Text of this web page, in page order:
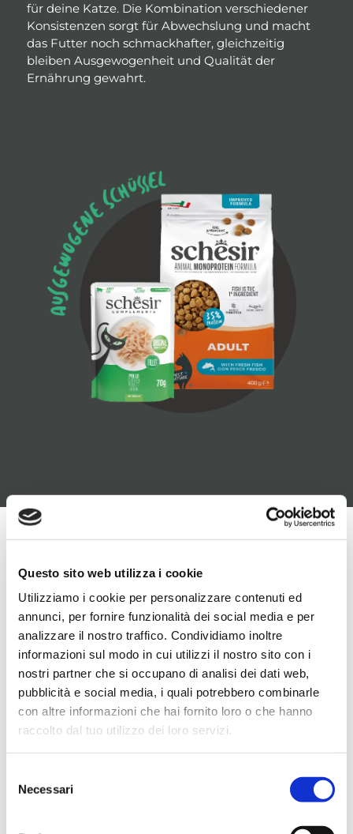
Questo sito web utilizza i cookie
Utilizziamo i cookie per personalizzare contenuti ed
annunci, per fornire funzionalità dei social media e per
analizzare il nostro traffico. Condividiamo inoltre
informazioni sul modo in cui utilizzi il nostro sito con i
nostri partner che si occupano di analisi dei dati web,
pubblicità e social media, i quali potrebbero combinarle
con altre informazioni che hai fornito loro o che hanno
raccolto dal tuo utilizzo dei loro servizi.
delNecessari
für deine Katze. Die Kombination verschiedener
Konsistenzen sorgt für Abwechslung und macht
das Futter noch schmackhafter, gleichzeitig
bleiben Ausgewogenheit und Qualität der
Ernährung gewahrt.
REZEPTUREN